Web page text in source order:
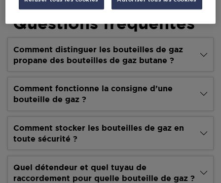
Questions fréquentes
Comment distinguer les bouteilles de gaz
propane des bouteilles de gaz butane ?
Comment fonctionne la consigne d’une
bouteille de gaz ?
Comment stocker les bouteilles de gaz en
toute sécurité ?
Quel détendeur et quel tuyau de
raccordement pour quelle bouteille de gaz ?